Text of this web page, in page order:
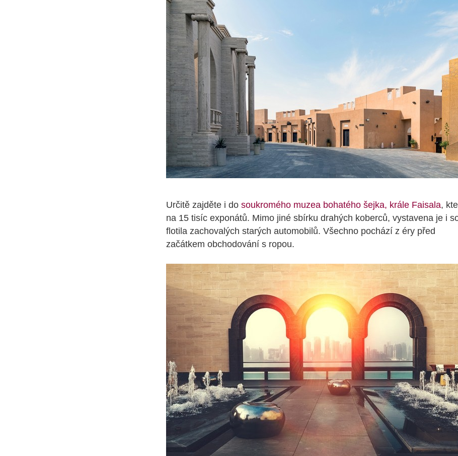
Určitě zajděte i do soukromého muzea bohatého šejka, krále Faisala,
na 15 tisíc exponátů. Mimo jiné sbírku drahých koberců, vystavena je i
flotila zachovalých starých automobilů. Všechno pochází z éry před
začátkem obchodování s ropou.